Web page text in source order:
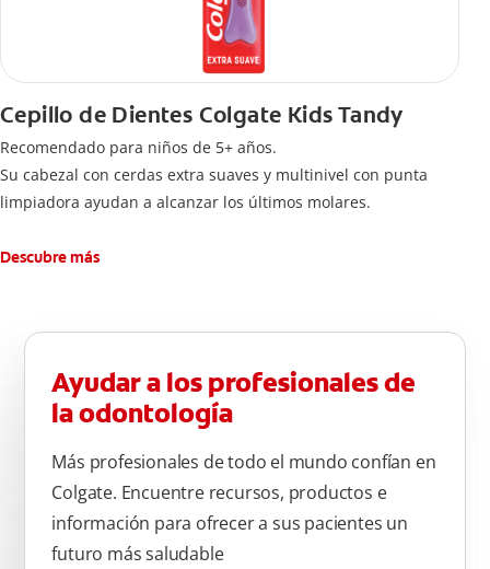
Cepillo de Dientes Colgate Kids Tandy
Recomendado para niños de 5+ años.
Su cabezal con cerdas extra suaves y multinivel con punta
limpiadora ayudan a alcanzar los últimos molares.
Descubre más
Ayudar a los profesionales de
la odontología
Más profesionales de todo el mundo confían en
Colgate. Encuentre recursos, productos e
información para ofrecer a sus pacientes un
futuro más saludable